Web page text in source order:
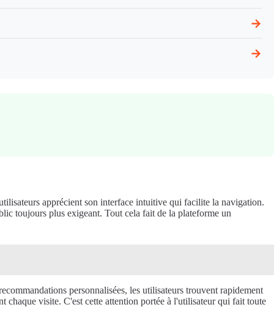
→
→
apprécient son interface intuitive qui facilite la navigation.
toujours plus exigeant. Tout cela fait de la plateforme un
personnalisées, les utilisateurs trouvent rapidement
chaque visite. C'est cette attention portée à l'utilisateur qui fait toute